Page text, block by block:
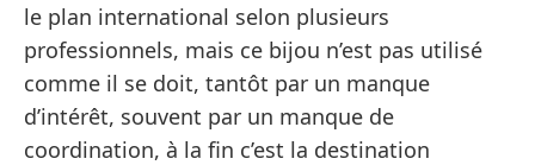
le plan international selon plusieurs
professionnels, mais ce bijou n’est pas utilisé
comme il se doit, tantôt par un manque
d’intérêt, souvent par un manque de
coordination, à la fin c’est la destination